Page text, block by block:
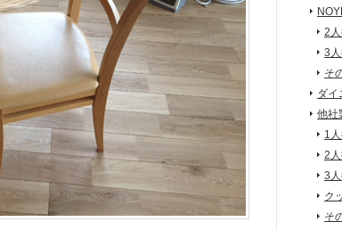
2
3
そ
ダイ
他社
1
2
3
ク
そ